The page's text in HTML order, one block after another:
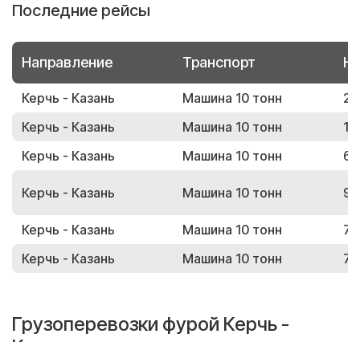
Последние рейсы
Направление Транспорт
Керчь - Казань Машина 10 тонн
Керчь - Казань
Машина 10 тонн
Керчь - Казань
Машина 10 тонн
Керчь - Казань Машина 10 тонн
Керчь - Казань Машина 10 тонн
Керчь - Казань
Машина 10 тонн
Грузоперевозки фурой Керчь -